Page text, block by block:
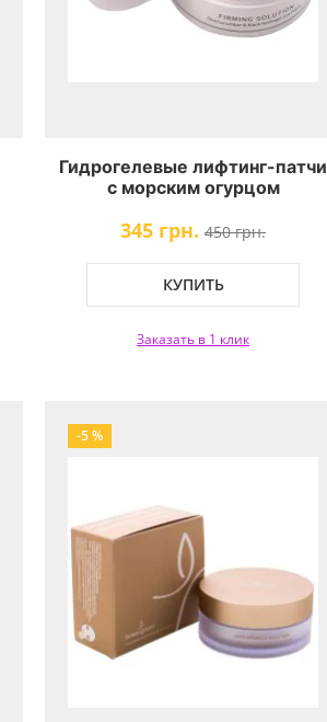
Гидрогелевые лифтинг-патчи
с морским огурцом
Cucumber&Black Hydrogel Eye
345 грн. 450 грн.
КУПИТЬ
Заказать в 1 клик
-5 %